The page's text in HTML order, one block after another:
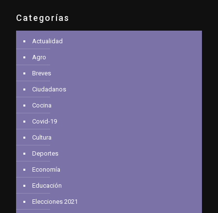
Categorías
Actualidad
Agro
Breves
Ciudadanos
Cocina
Covid-19
Cultura
Deportes
Economía
Educación
Elecciones 2021